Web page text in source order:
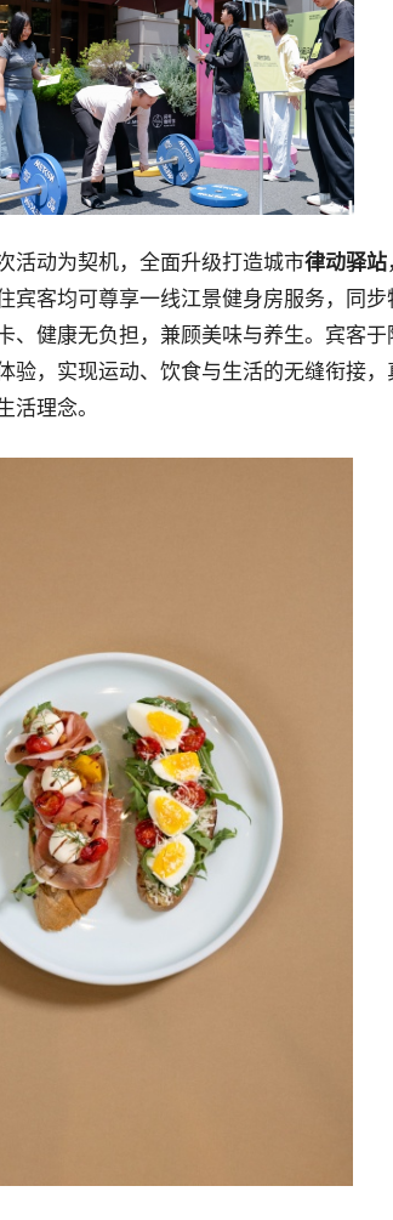
活动为契机，全面升级打造城市律动驿站
宾客均可尊享一线江景健身房服务，同步
、健康无负担，兼顾美味与养生。宾客
验，实现运动、饮食与生活的无缝衔接
活理念。